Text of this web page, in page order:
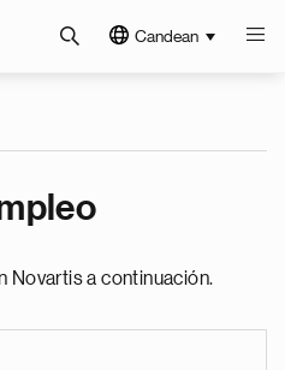
Candean
Novartis a continuación.